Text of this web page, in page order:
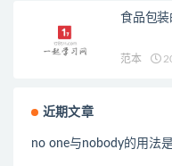
食品包装
范本
近期文章
no one与nobody的用法